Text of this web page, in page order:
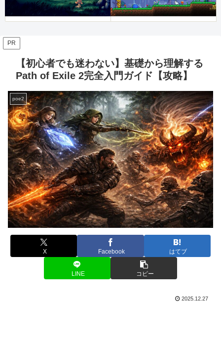
PR
【初心者でも迷わない】基礎から理解する
Path of Exile 2完全入門ガイド【攻略】
poe2
X Facebook はてブ
LINE コピー
2025.12.27